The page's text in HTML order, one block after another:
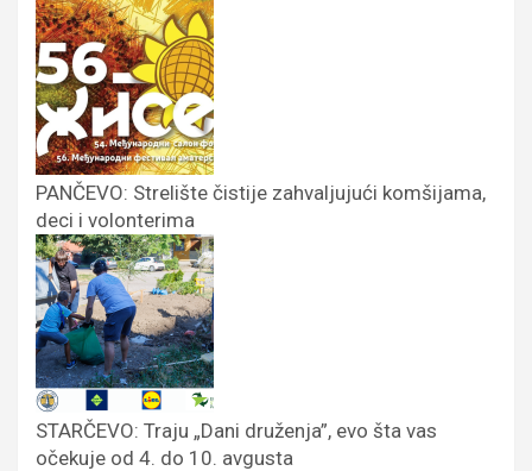
PANČEVO: Strelište čistije zahvaljujući komšijama,
deci i volonterima
STARČEVO: Traju „Dani druženja”, evo šta vas
očekuje od 4. do 10. avgusta